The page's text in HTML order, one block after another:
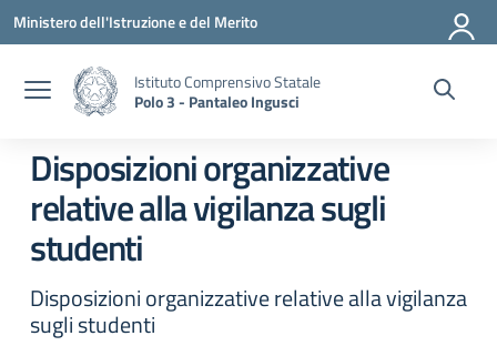
Vai ai contenuti
Vai al menu di navigazione
Vai al footer
Ministero dell'Istruzione e del Merito
Istituto Comprensivo Statale
Polo 3 - Pantaleo Ingusci
Disposizioni organizzative
relative alla vigilanza sugli
studenti
Disposizioni organizzative relative alla vigilanza
sugli studenti